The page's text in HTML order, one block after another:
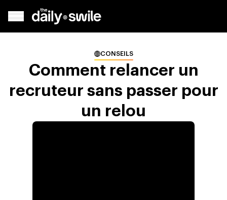
CONSEILS
Comment relancer un
recruteur sans passer pour
un relou